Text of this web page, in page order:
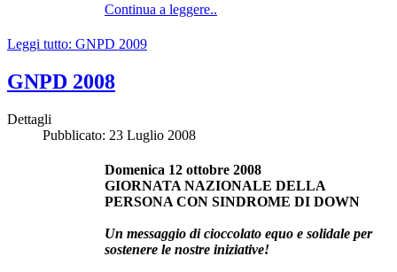
Continua a leggere..
Leggi tutto: GNPD 2009
GNPD 2008
Dettagli
Pubblicato: 23 Luglio 2008
Domenica 12 ottobre 2008
GIORNATA NAZIONALE DELLA
PERSONA CON SINDROME DI DOWN
Un messaggio di cioccolato equo e solidale per
sostenere le nostre iniziative!